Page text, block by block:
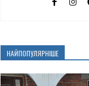
НАЙПОПУЛЯРНІШЕ